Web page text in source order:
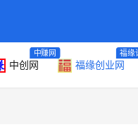
中创网
中赚网
福缘创业网
福缘